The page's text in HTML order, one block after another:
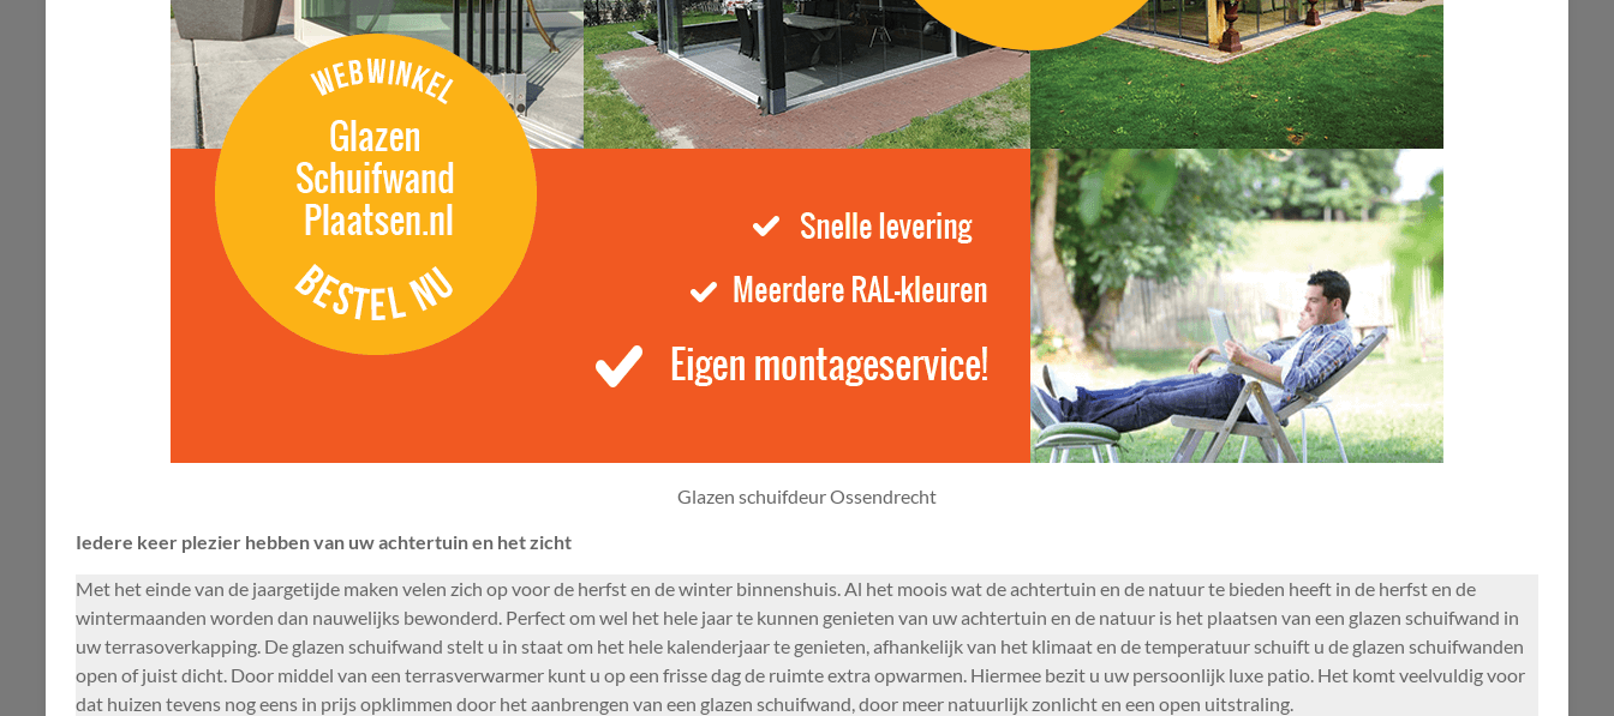
Glazen schuifdeur Ossendrecht
Iedere keer plezier hebben van uw achtertuin en het zicht
Met het einde van de jaargetijde maken velen zich op voor de herfst en de winter binnenshuis. Al het moois wat de achtertuin en de natuur te bieden heeft in de herfst en de
wintermaanden worden dan nauwelijks bewonderd. Perfect om wel het hele jaar te kunnen genieten van uw achtertuin en de natuur is het plaatsen van een glazen schuifwand in
uw terrasoverkapping. De glazen schuifwand stelt u in staat om het hele kalenderjaar te genieten, afhankelijk van het klimaat en de temperatuur schuift u de glazen schuifwanden
open of juist dicht. Door middel van een terrasverwarmer kunt u op een frisse dag de ruimte extra opwarmen. Hiermee bezit u uw persoonlijk luxe patio. Het komt veelvuldig voor
dat huizen tevens nog eens in prijs opklimmen door het aanbrengen van een glazen schuifwand, door meer natuurlijk zonlicht en een open uitstraling.